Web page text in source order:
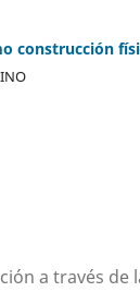
construcción
a través